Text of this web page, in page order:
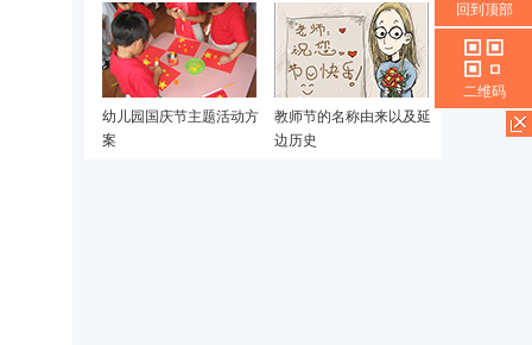
幼儿园国庆节主题活动方
案
教师节的名称由来以及延
边历史
回到顶部
二维码